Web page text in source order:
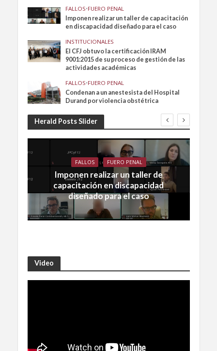
FALLOS•FUERO PENAL
Imponen realizar un taller de capacitación
en discapacidad diseñado para el caso
INSTITUCIONALES
El CFJ obtuvo la certificación IRAM
9001:2015 de su proceso de gestión de las
actividades académicas
FALLOS•FUERO PENAL
Condenan a un anestesista del Hospital
Durand por violencia obstétrica
Herald Posts Slider
FALLOS FUERO PENAL
Imponen realizar un taller de
capacitación en discapacidad
diseñado para el caso
Video